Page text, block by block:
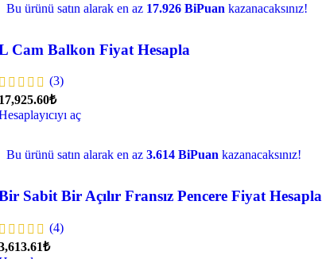
Bu ürünü satın alarak en az 17.926 BiPuan kazanacaksınız!
Cam Balkon Fiyat Hesapla
(3)
aç
Bu ürünü satın alarak en az 3.614 BiPuan kazanacaksınız!
Sabit Bir Açılır Fransız Pencere Fiyat Hesapla
(4)